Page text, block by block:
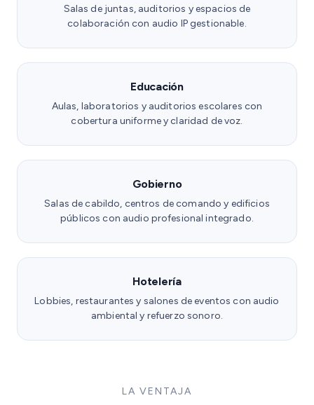
Salas de juntas, auditorios y espacios de
colaboración con audio IP gestionable.
Educación
Aulas, laboratorios y auditorios escolares con
cobertura uniforme y claridad de voz.
Gobierno
Salas de cabildo, centros de comando y edificios
públicos con audio profesional integrado.
Hotelería
Lobbies, restaurantes y salones de eventos con audio
ambiental y refuerzo sonoro.
LA VENTAJA